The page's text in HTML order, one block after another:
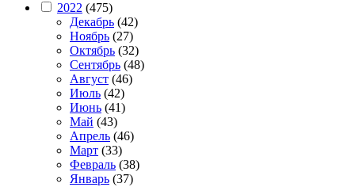
2022 (475)
Декабрь (42)
Ноябрь (27)
Октябрь (32)
Сентябрь (48)
Август (46)
Июль (42)
Июнь (41)
Май (43)
Апрель (46)
Март (33)
Февраль (38)
Январь (37)